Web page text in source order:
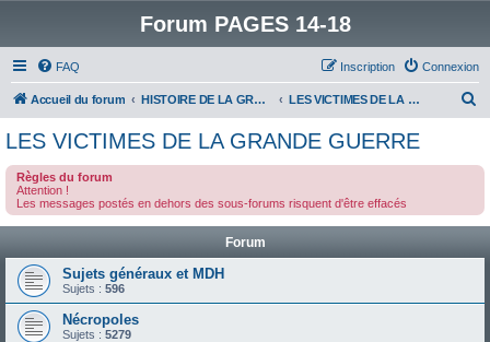
Forum PAGES 14-18
FAQ Connexion
Inscription
Accueil du forum HISTOIRE DE LA GRANDE GUERRE LES VICTIMES DE LA GRANDE GUERRE
r
c
e
LES VICTIMES DE LA GRANDE GUERRE
Règles du forum
Attention !
Les messages postés en dehors des sous-forums risquent d'être effacés
Forum
Sujets généraux et MDH
Sujets : 596
Nécropoles
Sujets : 5279